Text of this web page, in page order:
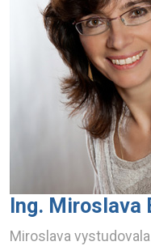
Ing. Miroslava
Miroslava